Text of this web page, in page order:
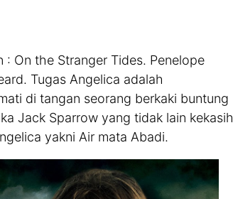
On the Stranger Tides. Penelope
Tugas Angelica adalah
di tangan seorang berkaki buntung
Jack Sparrow yang tidak lain kekasih
yakni Air mata Abadi.